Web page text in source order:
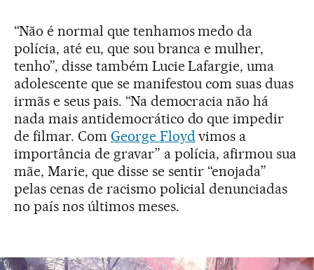
“Não é normal que tenhamos medo da
polícia, até eu, que sou branca e mulher,
tenho”, disse também Lucie Lafargie, uma
adolescente que se manifestou com suas duas
irmãs e seus pais. “Na democracia não há
nada mais antidemocrático do que impedir
de filmar. Com George Floydvimos a
importância de gravar” a polícia, afirmou sua
mãe, Marie, que disse se sentir “enojada”
pelas cenas de racismo policial denunciadas
no país nos últimos meses.